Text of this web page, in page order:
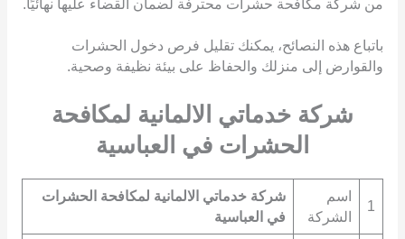
من شركة مكافحة حشرات محترفة لضمان القضاء عليها نهائيًا.
باتباع هذه النصائح، يمكنك تقليل فرص دخول الحشرات
والقوارض إلى منزلك والحفاظ على بيئة نظيفة وصحية.
شركة خدماتي الالمانية لمكافحة
الحشرات في العباسية
1
اسم
الشركة
شركة خدماتي الالمانية لمكافحة الحشرات
في العباسية